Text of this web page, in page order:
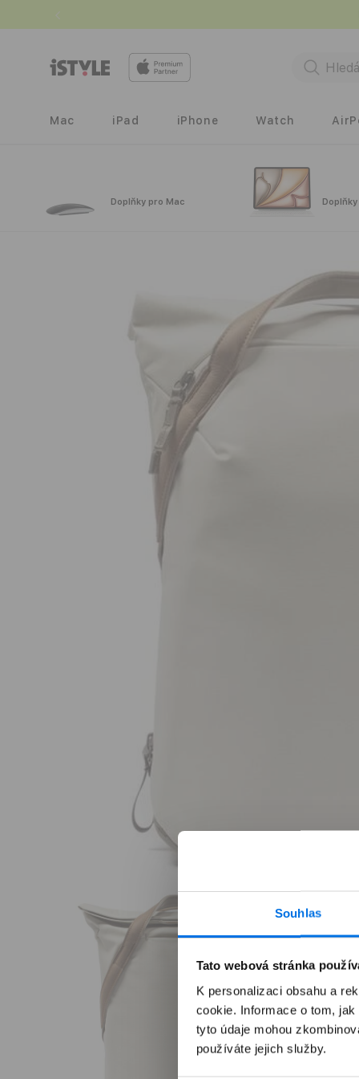
Souhlas
Tato webová stránka
K personalizaci obsahu a
cookie. Informace o tom,
tyto údaje mohou
používáte jejich služby.
Přejít k
obsahu
Mac iPad iPhone Watch
Doplňky pro Mac
multimédia